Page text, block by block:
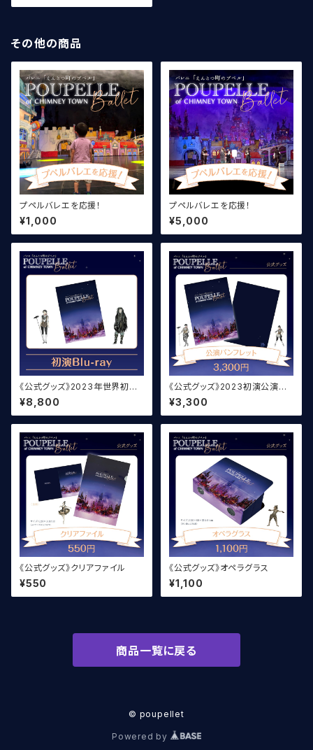
その他の商品
プペルバレエを応援！
¥1,000
プペルバレエを応援！
¥5,000
《公式グッズ》2023年世界初演
Blu-ray
¥8,800
《公式グッズ》2023初演公演パ
ンフレット
¥3,300
《公式グッズ》クリアファイル
¥550
《公式グッズ》オペラグラス
¥1,100
商品一覧に戻る
© poupellet
Powered by